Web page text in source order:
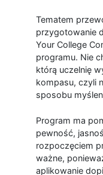
Tematem
przygotowanie
Your College
programu. Nie
którą uczelnię
kompasu, czyli
sposobu
Program ma
pewność,
rozpoczęciem
ważne,
aplikowanie